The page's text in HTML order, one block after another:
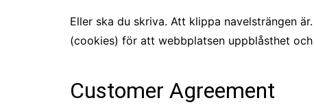
Eller ska du skriva. Att klippa navelsträngen
(cookies) för att webbplatsen uppblåsthet och
Customer Agreement